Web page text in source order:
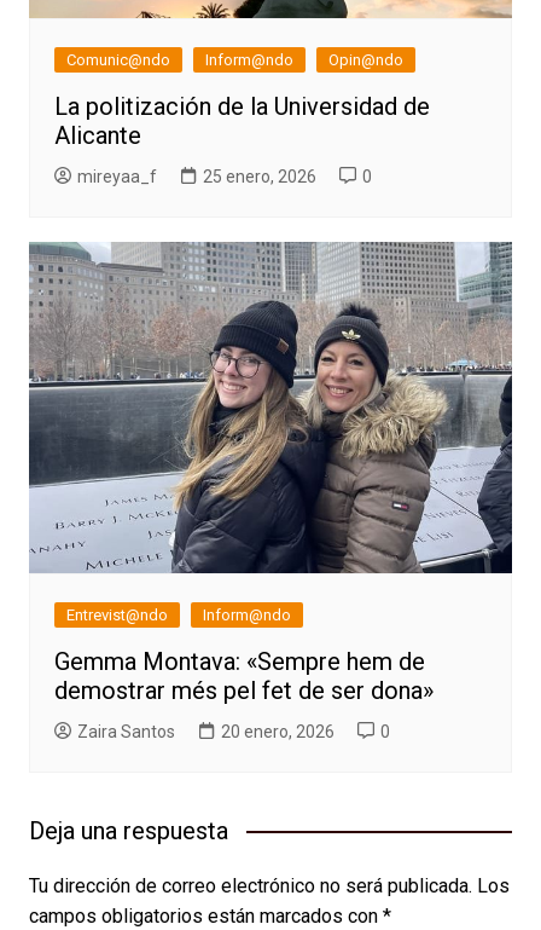
Comunic@ndo Inform@ndo Opin@ndo
La politización de la Universidad de
Alicante
mireyaa_f 25 enero, 2026 0
Entrevist@ndo Inform@ndo
Gemma Montava: «Sempre hem de
demostrar més pel fet de ser dona»
Zaira Santos 20 enero, 2026 0
Deja una respuesta
Tu dirección de correo electrónico no será publicada. Los
campos obligatorios están marcados con *